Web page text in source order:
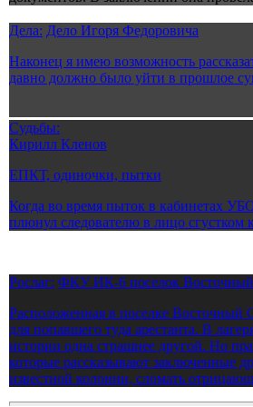
Дела: Дело Игоря Федоровича
Наконец я имею возможность
давно должно было уйти в прошлое
Судьбы:
Кирилл Кленов
ЕПКТ, одиночки, пытки
Когда во время пыток в кабинетах
плюнул следователю в лицо сгустком
Рослаг: ФКУ ИК-6 поселок Восточный
Расположенная в поселке Восточный
для попавшего туда арестанта. В
истории одна страшнее другой. Но
которые рассказывают заключенные
известной колонии, сломать